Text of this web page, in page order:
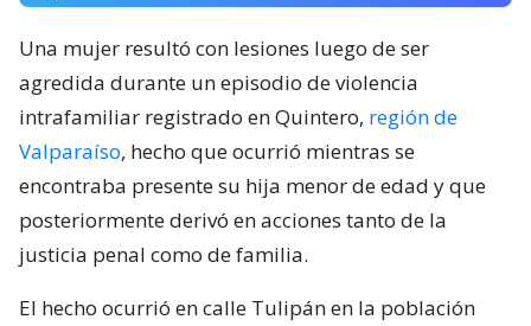
Una mujer resultó con lesiones luego de ser
agredida durante un episodio de violencia
intrafamiliar registrado en Quintero, región de
Valparaíso, hecho que ocurrió mientras se
encontraba presente su hija menor de edad y que
posteriormente derivó en acciones tanto de la
justicia penal como de familia.
El hecho ocurrió en calle Tulipán en la población